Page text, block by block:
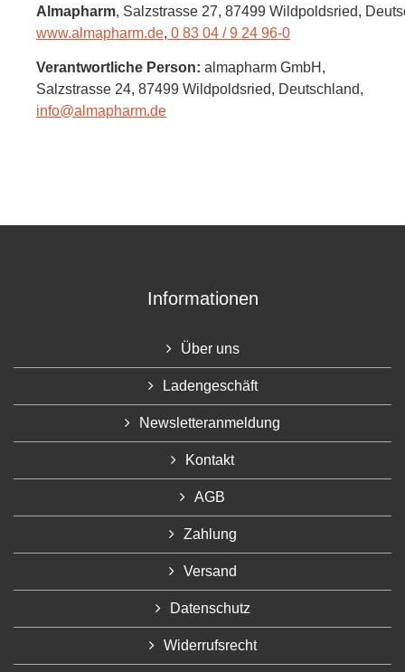
Almapharm, Salzstrasse 27, 87499 Wildpoldsried,
www.almapharm.de, 0 83 04 / 9 24 96-0
Verantwortliche Person: almapharm GmbH,
Salzstrasse 24, 87499 Wildpoldsried, Deutschland,
info@almapharm.de
Informationen
Über uns
Ladengeschäft
Newsletteranmeldung
Kontakt
AGB
Zahlung
Versand
Datenschutz
Widerrufsrecht